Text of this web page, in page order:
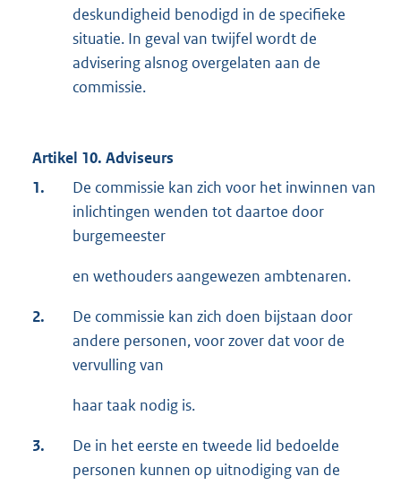
deskundigheid benodigd in de specifieke
situatie. In geval van twijfel wordt de
advisering alsnog overgelaten aan de
commissie.
Artikel 10. Adviseurs
1.
De commissie kan zich voor het inwinnen van
inlichtingen wenden tot daartoe door
burgemeester
en wethouders aangewezen ambtenaren.
2.
De commissie kan zich doen bijstaan door
andere personen, voor zover dat voor de
vervulling van
haar taak nodig is.
3.
De in het eerste en tweede lid bedoelde
personen kunnen op uitnodiging van de